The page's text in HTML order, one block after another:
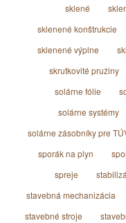
sklené
sklenené konštrukcie
sklenené výplne
skrutkovité pružiny
solárne fólie
solárne systémy
solárne zásobníky pre
sporák na plyn
spreje
stavebná mechanizácia
stavebné stroje